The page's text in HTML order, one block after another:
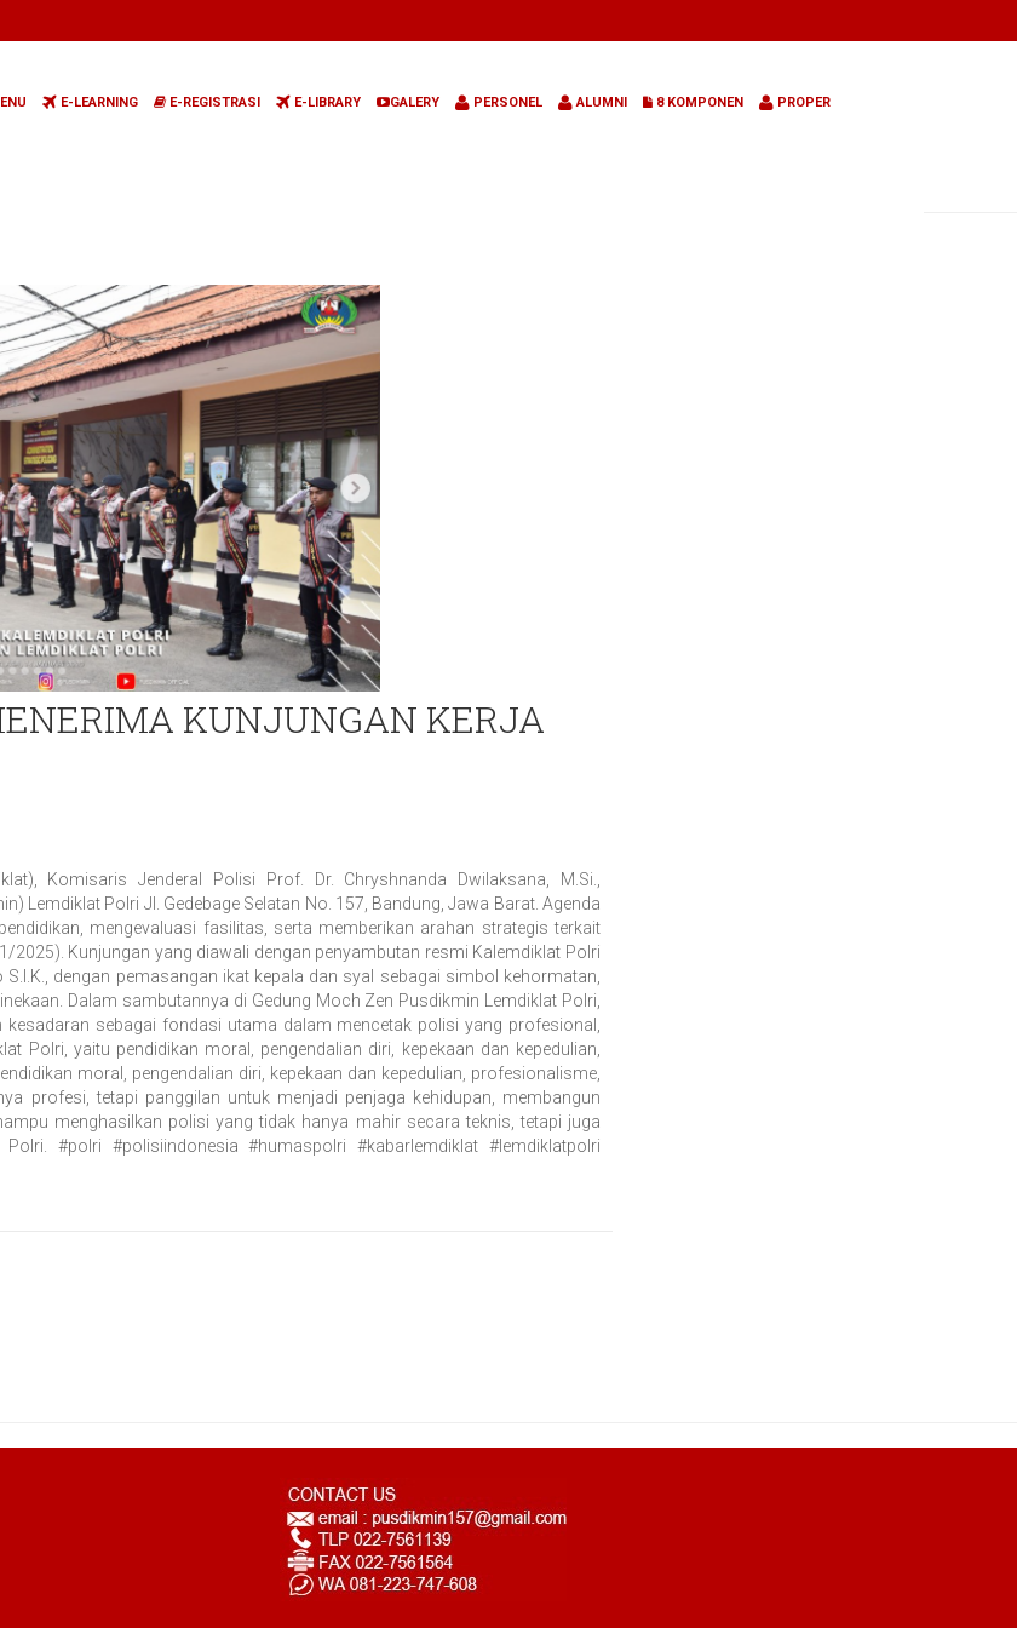
E-LEARNING E-REGISTRASI E-LIBRARY GALERY PERSONEL ALUMNI 8 KOMPONEN PROPER
KUNJUNGAN KERJA
Komisaris Jenderal Polisi Prof. Dr. Chryshnanda Dwilaksana, M.Si.,
Lemdiklat Polri Jl. Gedebage Selatan No. 157, Bandung, Jawa Barat. Agenda
mengevaluasi fasilitas, serta memberikan arahan strategis terkait
Kunjungan yang diawali dengan penyambutan resmi Kalemdiklat Polri
dengan pemasangan ikat kepala dan syal sebagai simbol kehormatan,
Dalam sambutannya di Gedung Moch Zen Pusdikmin Lemdiklat Polri,
sebagai fondasi utama dalam mencetak polisi yang profesional,
Polri, yaitu pendidikan moral, pengendalian diri, kepekaan dan kepedulian,
moral, pengendalian diri, kepekaan dan kepedulian, profesionalisme,
profesi, tetapi panggilan untuk menjadi penjaga kehidupan, membangun
menghasilkan polisi yang tidak hanya mahir secara teknis, tetapi juga
#polri #polisiindonesia #humaspolri #kabarlemdiklat #lemdiklatpolri